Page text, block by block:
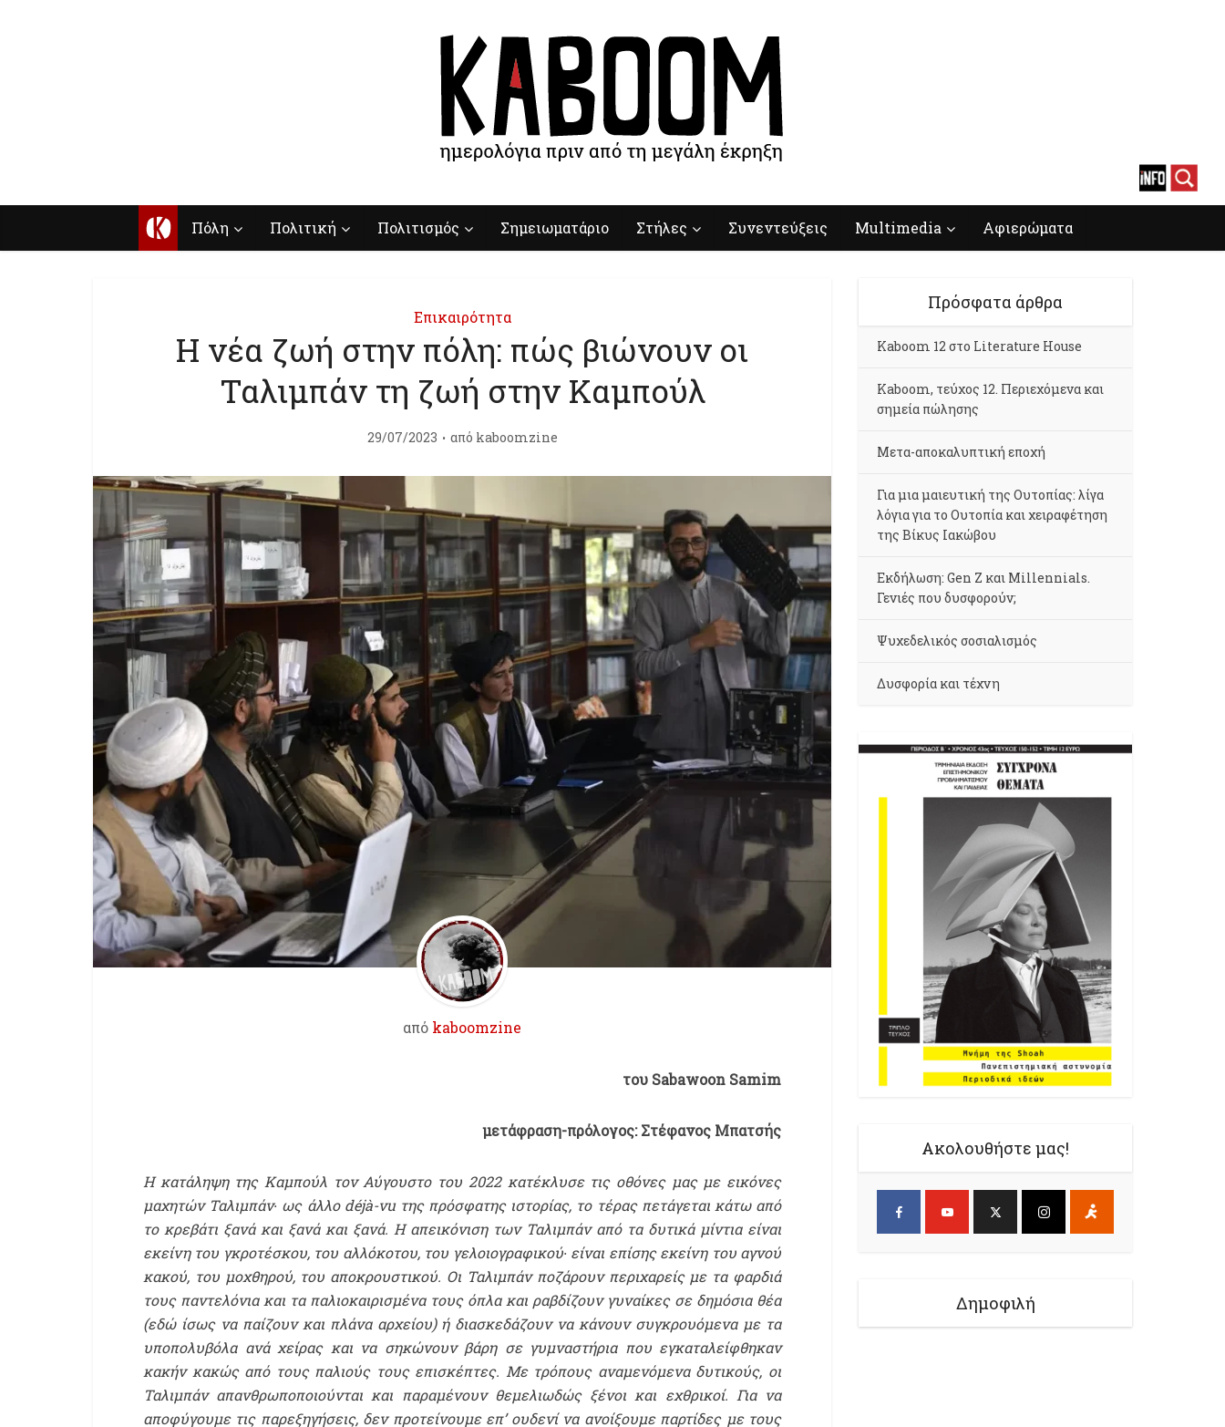
Κ Πόλη Πολιτική Πολιτισμός Σημειωματάριο Στήλες Συνεντεύξεις Multimedia Αφιερώματα
Επικαιρότητα
Η νέα ζωή στην πόλη: πώς βιώνουν οι
Ταλιμπάν τη ζωή στην Καμπούλ
29/07/2023 από kaboomzine
από kaboomzine
του Sabawoon Samim
μετάφραση-πρόλογος: Στέφανος Μπατσής
Η κατάληψη της Καμπούλ τον Αύγουστο του 2022 κατέκλυσε τις οθόνες μας με εικόνες
μαχητών Ταλιμπάν∙ ως άλλο déjà-vu της πρόσφατης ιστορίας, το τέρας πετάγεται κάτω από
το κρεβάτι ξανά και ξανά και ξανά. Η απεικόνιση των Ταλιμπάν από τα δυτικά μίντια είναι
εκείνη του γκροτέσκου, του αλλόκοτου, του γελοιογραφικού∙ είναι επίσης εκείνη του αγνού
κακού, του μοχθηρού, του αποκρουστικού. Οι Ταλιμπάν ποζάρουν περιχαρείς με τα φαρδιά
τους παντελόνια και τα παλιοκαιρισμένα τους όπλα και ραβδίζουν γυναίκες σε δημόσια θέα
(εδώ ίσως να παίζουν και πλάνα αρχείου) ή διασκεδάζουν να κάνουν συγκρουόμενα με τα
υποπολυβόλα ανά χείρας και να σηκώνουν βάρη σε γυμναστήρια που εγκαταλείφθηκαν
κακήν κακώς από τους παλιούς τους επισκέπτες. Με τρόπους αναμενόμενα δυτικούς, οι
Ταλιμπάν απανθρωποποιούνται και παραμένουν θεμελιωδώς ξένοι και εχθρικοί. Για να
αποφύγουμε τις παρεξηγήσεις, δεν προτείνουμε επ’ ουδενί να ανοίξουμε παρτίδες με τους
Πρόσφατα άρθρα
Kaboom 12 στο Literature House
Kaboom, τεύχος 12. Περιεχόμενα και
σημεία πώλησης
Μετα-αποκαλυπτική εποχή
Για μια μαιευτική της Ουτοπίας: λίγα
λόγια για το Ουτοπία και χειραφέτηση
της Βίκυς Ιακώβου
Εκδήλωση: Gen Z και Millennials.
Γενιές που δυσφορούν;
Ψυχεδελικός σοσιαλισμός
Δυσφορία και τέχνη
Ακολουθήστε μας!
Δημοφιλή